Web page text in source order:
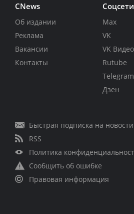
CNews
Об издании
Реклама
Вакансии
Контакты
Соцсети
Max
VK
VK Видео
Rutube
Telegram
Дзен
Быстрая подписка на новости
RSS
Политика
Сообщить об ошибке
Правовая информация